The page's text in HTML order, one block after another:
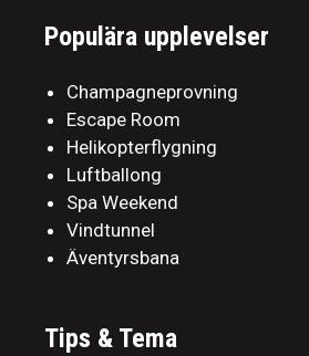
Populära upplevelser
Champagneprovning
Escape Room
Helikopterflygning
Luftballong
Spa Weekend
Vindtunnel
Äventyrsbana
Tips & Tema